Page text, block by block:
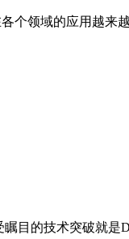
个领域的应用越来
目的技术突破就是